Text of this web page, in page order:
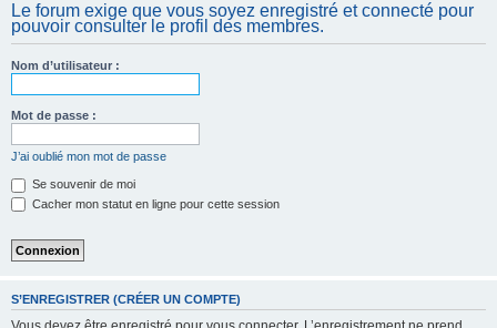
Le forum exige que vous soyez enregistré et connecté pour
pouvoir consulter le profil des membres.
Nom d’utilisateur :
Mot de passe :
J’ai oublié mon mot de passe
Se souvenir de moi
Cacher mon statut en ligne pour cette session
S’ENREGISTRER (CRÉER UN COMPTE)